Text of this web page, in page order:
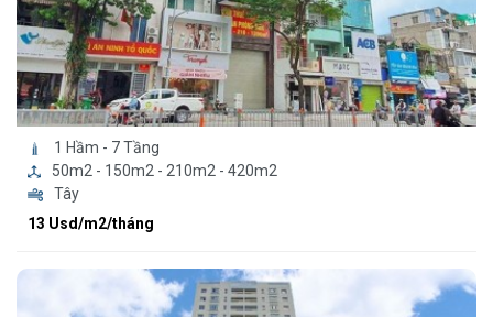
1 Hầm - 7 Tầng
50m2 - 150m2 - 210m2 - 420m2
Tây
13 Usd/m2/tháng